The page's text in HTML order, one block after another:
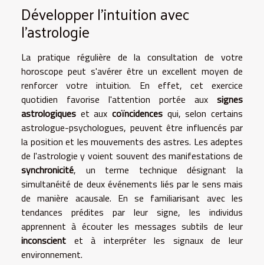
Développer l'intuition avec
l'astrologie
La pratique régulière de la consultation de votre
horoscope peut s'avérer être un excellent moyen de
renforcer votre intuition. En effet, cet exercice
quotidien favorise l'attention portée aux signes
astrologiques et aux coïncidences qui, selon certains
astrologue-psychologues, peuvent être influencés par
la position et les mouvements des astres. Les adeptes
de l'astrologie y voient souvent des manifestations de
synchronicité, un terme technique désignant la
simultanéité de deux événements liés par le sens mais
de manière acausale. En se familiarisant avec les
tendances prédites par leur signe, les individus
apprennent à écouter les messages subtils de leur
inconscient et à interpréter les signaux de leur
environnement.